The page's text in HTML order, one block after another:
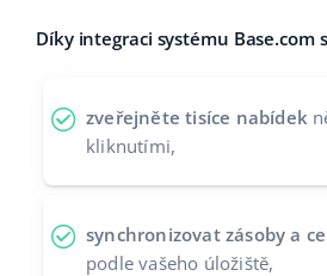
Kalkulačka růstu tržeb a úspor s Base
Kontakt
Italiano
português (BR)
română
中文
Díky integraci systému Base.com
zveřejněte tisíce nabídek
kliknutími,
synchronizovat zásoby a
podle vašeho úložiště,